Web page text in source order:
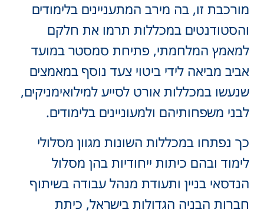
מורכבת זו, בה מירב המתעניינים בלימודים
והסטודנטים במכללות תרמו את חלקם
למאמץ המלחמתי, פתיחת סמסטר במועד
אביב מביאה לידי ביטוי צעד נוסף במאמצים
שנעשו במכללות אורט לסייע למילואימניקים,
לבני משפחותיהם ולמעוניינים בלימודים.
כך נפתחו במכללות השונות מגוון מסלולי
לימוד ובהם כיתות ייחודיות בהן מסלול
הנדסאי בניין ותעודת מנהל עבודה בשיתוף
חברות הבניה הגדולות בישראל, כיתת